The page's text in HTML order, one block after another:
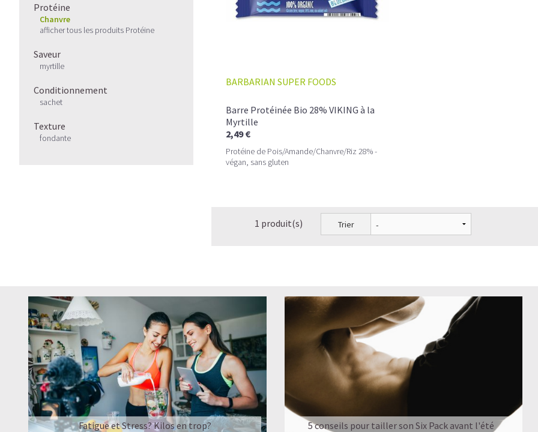
Protéine
Chanvre
afficher tous les produits Protéine
Saveur
myrtille
Conditionnement
sachet
Texture
fondante
BARBARIAN SUPER FOODS
Barre Protéinée Bio 28% VIKING à la
Myrtille
2,49 €
Protéine de Pois/Amande/Chanvre/Riz 28% -
végan, sans gluten
1 produit(s) Trier
Fatigue et Stress? Kilos en trop?
5 conseils pour tailler son Six Pack avant l'été